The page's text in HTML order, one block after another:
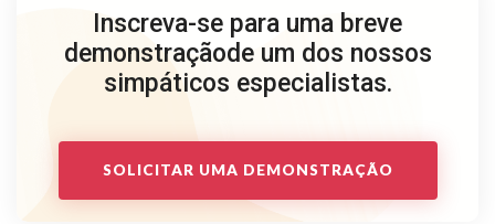
Inscreva-se para uma breve
demonstraçãode um dos nossos
simpáticos especialistas.
SOLICITAR UMA DEMONSTRAÇÃO